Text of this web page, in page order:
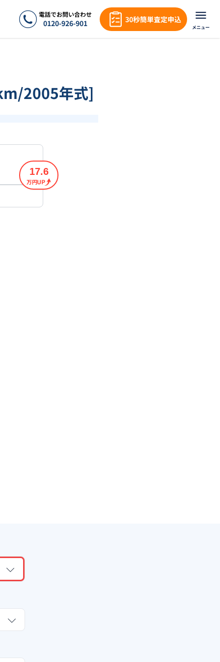
電話でお問い合わせ
0120-926-901 30秒簡単査定申込
メニュー
2005年式]
17.6
万円